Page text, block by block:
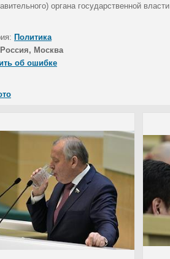
органа государственной
Политика
Россия, Москва
об ошибке